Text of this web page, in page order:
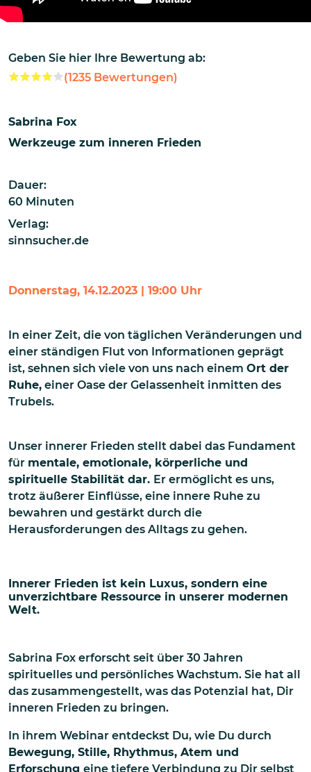
Geben Sie hier Ihre Bewertung ab:
(1235 Bewertungen)
Sabrina Fox
Werkzeuge zum inneren Frieden
Dauer:
60 Minuten
Verlag:
sinnsucher.de
Donnerstag, 14.12.2023 | 19:00 Uhr
In einer Zeit, die von täglichen Veränderungen und
einer ständigen Flut von Informationen geprägt
ist, sehnen sich viele von uns nach einem Ort der
Ruhe, einer Oase der Gelassenheit inmitten des
Trubels.
Unser innerer Frieden stellt dabei das Fundament
für mentale, emotionale, körperliche und
spirituelle Stabilität dar. Er ermöglicht es uns,
trotz äußerer Einflüsse, eine innere Ruhe zu
bewahren und gestärkt durch die
Herausforderungen des Alltags zu gehen.
Innerer Frieden ist kein Luxus, sondern eine
unverzichtbare Ressource in unserer modernen
Welt.
Sabrina Fox erforscht seit über 30 Jahren
spirituelles und persönliches Wachstum. Sie hat all
das zusammengestellt, was das Potenzial hat, Dir
inneren Frieden zu bringen.
In ihrem Webinar entdeckst Du, wie Du durch
Bewegung, Stille, Rhythmus, Atem und
Erforschung eine tiefere Verbindung zu Dir selbst